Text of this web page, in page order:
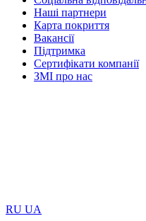
Наші партнери
Карта покриття
Вакансії
Підтримка
Сертифікати компанії
ЗМІ про нас
RU UA